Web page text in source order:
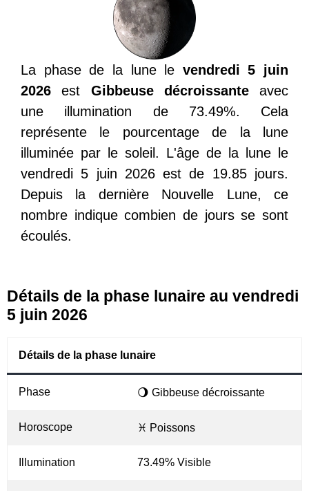
La phase de la lune le vendredi 5 juin
2026 est Gibbeuse décroissanteavec
une illumination de 73.49%. Cela
représente le pourcentage de la lune
illuminée par le soleil. L'âge de la lune le
vendredi 5 juin 2026 est de 19.85 jours.
Depuis la dernière Nouvelle Lune, ce
nombre indique combien de jours se sont
écoulés.
Détails de la phase lunaire au vendredi
5 juin 2026
Détails de la phase lunaire
Phase 🌖 Gibbeuse décroissante
Horoscope ♓ Poissons
Illumination 73.49% Visible